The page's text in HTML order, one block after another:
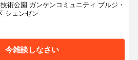
術公園 ガンケンコミュニティ ブルジ・
シェンゼン
今雑談しなさい